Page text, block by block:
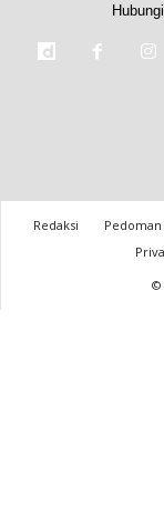
Redaksi
©